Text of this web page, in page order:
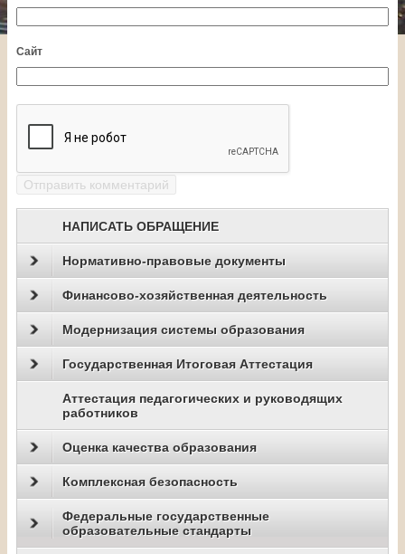
Сайт
НАПИСАТЬ ОБРАЩЕНИЕ
Нормативно-правовые документы
Финансово-хозяйственная деятельность
Модернизация системы образования
Государственная Итоговая Аттестация
Аттестация педагогических и руководящих
работников
Оценка качества образования
Комплексная безопасность
Федеральные государственные
образовательные стандарты